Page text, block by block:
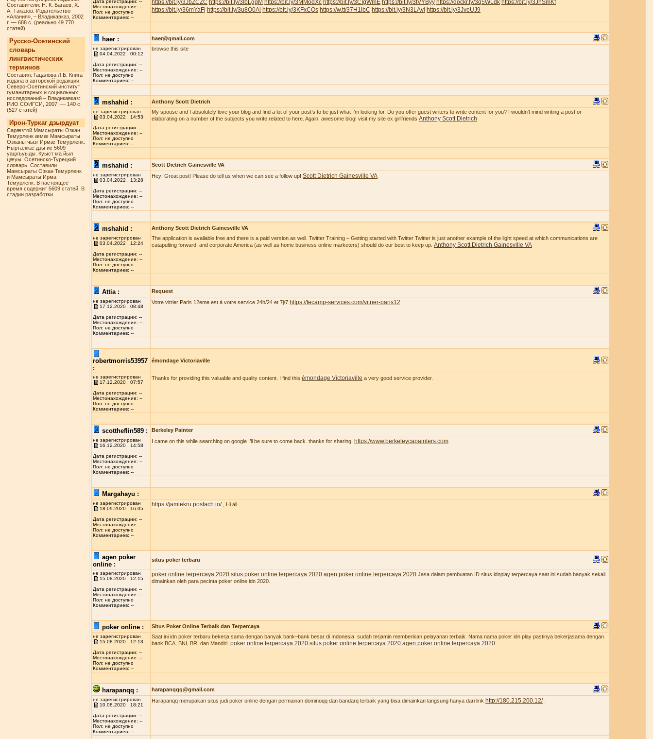
Составители: Н. К. Багаев, Х.
А. Таказов. Издательство
«Алания», – Владикавказ, 2002
г. — 688 с. (реально 49 770
статей)
Русско-Осетинский
словарь
лингвистических
терминов
Составил: Гацалова Л.Б. Книга
издана в авторской редакции.
Северо-Осетинский институт
гуманитарных и социальных
исследований – Владикавказ:
РИО СОИГСИ, 2007. — 140 с.
(527 статей)
Ирон-Туркаг дзырдуат
Сарæзтой Мамсыраты Озкан
Темурленк æмæ Мамсыраты
Озканы чызг Ирмæ Темурленк.
Ныртæккæ дзы ис 5609
уацхъуыды. Куыст ма йыл
цæуы. Осетинско-Турецкий
словарь. Составили
Мамсыраты Озкан Темурленк
и Мамсыраты Ирма
Темурленк. В настоящее
время содержит 5609 статей. В
стадии разработки.
Дата регистрации: --
Местонахождение: --
Пол: не доступно
Комментариев: --
https://bit.ly/3JbZCZC https://bit.ly/3IbLgqM https://bit.ly/3MModXc https://bit.ly/3CIgWmE https://bit.ly/3tVYByy https://dockr.ly/3q5WLdk https://bit.ly/3JnSmKf
https://bit.ly/36mYaFj https://bit.ly/3u8O0Ai https://bit.ly/3KFxCOs https://w.tt/37H1lbC https://bit.ly/3N3LAvl https://bit.ly/3JveUJ9
haer : haer@gmail.com
не зарегистрирован
04.04.2022 , 00:12
Дата регистрации: --
Местонахождение: --
Пол: не доступно
Комментариев: --
browse this site
mshahid : Anthony Scott Dietrich
не зарегистрирован
03.04.2022 , 14:53
Дата регистрации: --
Местонахождение: --
Пол: не доступно
Комментариев: --
My spouse and I absolutely love your blog and find a lot of your post’s to be just what I’m looking for. Do you offer guest writers to write content for you? I wouldn’t mind writing a post or
elaborating on a number of the subjects you write related to here. Again, awesome blog! visit my site ex girlfriends Anthony Scott Dietrich
mshahid : Scott Dietrich Gainesville VA
не зарегистрирован
03.04.2022 , 13:28
Дата регистрации: --
Местонахождение: --
Пол: не доступно
Комментариев: --
Hey! Great post! Please do tell us when we can see a follow up! Scott Dietrich Gainesville VA
mshahid : Anthony Scott Dietrich Gainesville VA
не зарегистрирован
03.04.2022 , 12:24
Дата регистрации: --
Местонахождение: --
Пол: не доступно
Комментариев: --
The application is available free and there is a paid version as well. Twitter Training – Getting started with Twitter Twitter is just another example of the light speed at which communications are
catapulting forward, and corporate America (as well as home business online marketers) should do our best to keep up. Anthony Scott Dietrich Gainesville VA
Attia : Request
не зарегистрирован
17.12.2020 , 08:48
Дата регистрации: --
Местонахождение: --
Пол: не доступно
Комментариев: --
Votre vitrier Paris 12eme est à votre service 24h/24 et 7j/7 https://fecamp-services.com/vitrier-paris12
robertmorris53957
:
émondage Victoriaville
не зарегистрирован
17.12.2020 , 07:57
Дата регистрации: --
Местонахождение: --
Пол: не доступно
Комментариев: --
Thanks for providing this valuable and quality content. I find this émondage Victoriaville a very good service provider.
scottheflin589 : Berkeley Painter
не зарегистрирован
16.12.2020 , 14:58
Дата регистрации: --
Местонахождение: --
Пол: не доступно
Комментариев: --
I came on this while searching on google I’ll be sure to come back. thanks for sharing. https://www.berkeleycapainters.com
Margahayu :
не зарегистрирован
18.09.2020 , 16:05
Дата регистрации: --
Местонахождение: --
Пол: не доступно
Комментариев: --
https://jamiekru.postach.io/, Hi all ... ..
agen poker
online :
situs poker terbaru
не зарегистрирован
15.08.2020 , 12:15
Дата регистрации: --
Местонахождение: --
Пол: не доступно
Комментариев: --
poker online terpercaya 2020 situs poker online terpercaya 2020 agen poker online terpercaya 2020 Jasa dalam pembuatan ID situs idnplay terpercaya saat ini sudah banyak sekali
dimainkan oleh para pecinta poker online idn 2020.
poker online : Situs Poker Online Terbaik dan Terpercaya
не зарегистрирован
15.08.2020 , 12:13
Дата регистрации: --
Местонахождение: --
Пол: не доступно
Комментариев: --
Saat ini idn poker terbaru bekerja sama dengan banyak bank–bank besar di Indonesia, sudah terjamin memberikan pelayanan terbaik. Nama nama poker idn play pastinya bekerjasama dengan
bank BCA, BNI, BRI dan Mandiri. poker online terpercaya 2020 situs poker online terpercaya 2020 agen poker online terpercaya 2020
harapanqq : harapanqqq@gmail.com
не зарегистрирован
10.08.2020 , 18:21
Дата регистрации: --
Местонахождение: --
Пол: не доступно
Комментариев: --
Harapanqq merupakan situs judi poker online dengan permainan dominoqq dan bandarq terbaik yang bisa dimainkan langsung hanya dari link http://180.215.200.12/.